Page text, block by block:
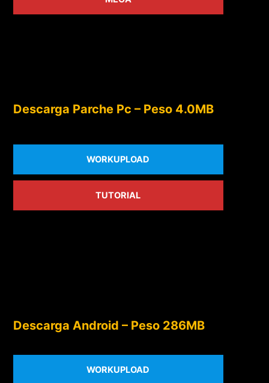
Descarga Parche Pc – Peso 4.0MB
WORKUPLOAD
TUTORIAL
Descarga Android – Peso 286MB
WORKUPLOAD